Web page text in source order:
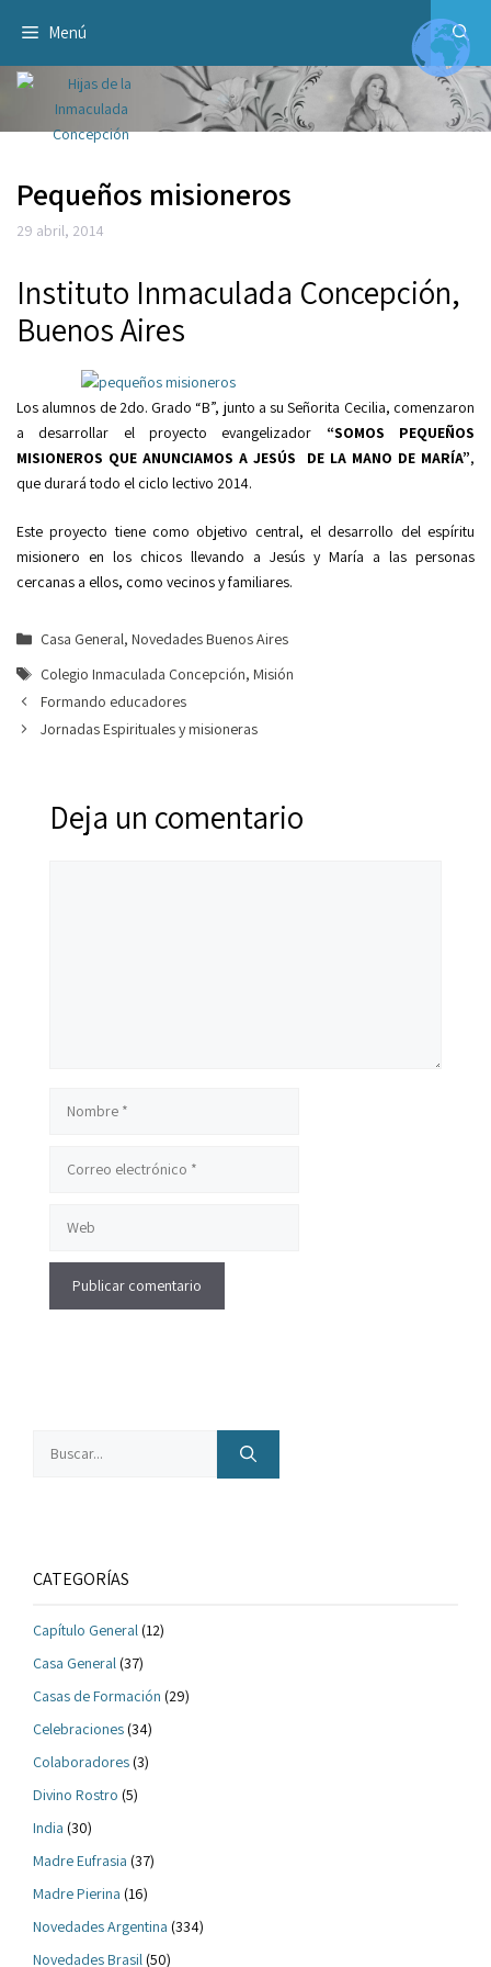
contenido
Menú
Pequeños misioneros
29 abril, 2014
Instituto Inmaculada Concepción,
Buenos Aires
Los alumnos de 2do. Grado “B”, junto a su Señorita Cecilia, comenzaron
a desarrollar el proyecto evangelizador “SOMOS PEQUEÑOS
MISIONEROS QUE ANUNCIAMOS A JESÚS DE LA MANO DE MARÍA”,
que durará todo el ciclo lectivo 2014.
Este proyecto tiene como objetivo central, el desarrollo del espíritu
misionero en los chicos llevando a Jesús y María a las personas
cercanas a ellos, como vecinos y familiares.
Categorías
Casa General, Novedades Buenos Aires
Etiquetas
Colegio Inmaculada Concepción, Misión
Formando educadores
Jornadas Espirituales y misioneras
Deja un comentario
CATEGORÍAS
Capítulo General (12)
Casa General (37)
Casas de Formación (29)
Celebraciones (34)
Colaboradores (3)
Divino Rostro (5)
India (30)
Madre Eufrasia (37)
Madre Pierina (16)
Novedades Argentina (334)
Novedades Brasil (50)